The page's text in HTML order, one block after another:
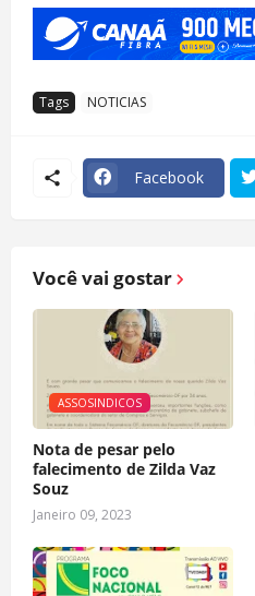
Tags NOTICIAS
Facebook
Você vai gostar
ASSOSINDICOS
Nota de pesar pelo
falecimento de Zilda Vaz
Souz
Janeiro 09, 2023